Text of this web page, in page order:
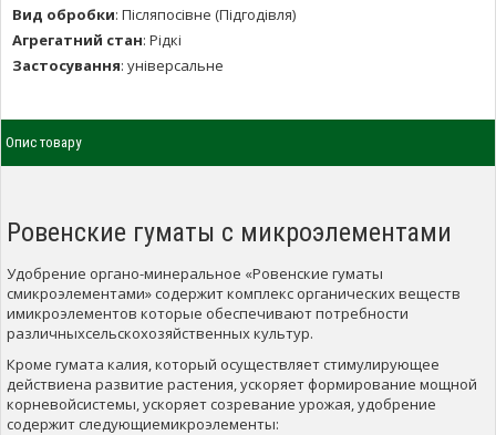
Вид обробки: Післяпосівне (Підгодівля)
Агрегатний стан: Рідкі
Застосування: універсальне
Опис товару
Ровенские гуматы с микроэлементами
Удобрение органо-минеральное «Ровенские гуматы
смикроэлементами» содержит комплекс органических веществ
имикроэлементов которые обеспечивают потребности
различныхсельскохозяйственных культур.
Кроме гумата калия, который осуществляет стимулирующее
действиена развитие растения, ускоряет формирование мощной
корневойсистемы, ускоряет созревание урожая, удобрение
содержит следующиемикроэлементы: